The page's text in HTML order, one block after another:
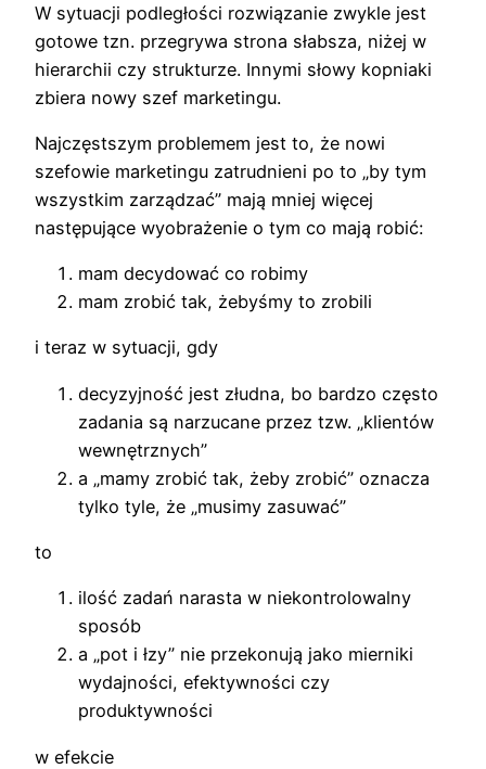
W sytuacji podległości rozwiązanie zwykle jest
gotowe tzn. przegrywa strona słabsza, niżej w
hierarchii czy strukturze. Innymi słowy kopniaki
zbiera nowy szef marketingu.
Najczęstszym problemem jest to, że nowi
szefowie marketingu zatrudnieni po to „by tym
wszystkim zarządzać” mają mniej więcej
następujące wyobrażenie o tym co mają robić:
mam decydować co robimy
mam zrobić tak, żebyśmy to zrobili
i teraz w sytuacji, gdy
decyzyjność jest złudna, bo bardzo często
zadania są narzucane przez tzw. „klientów
wewnętrznych”
a „mamy zrobić tak, żeby zrobić” oznacza
tylko tyle, że „musimy zasuwać”
to
ilość zadań narasta w niekontrolowalny
sposób
a „pot i łzy” nie przekonują jako mierniki
wydajności, efektywności czy
produktywności
w efekcie